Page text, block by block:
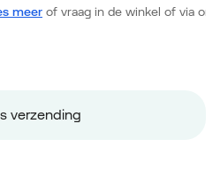
meer of vraag in de winkel of via